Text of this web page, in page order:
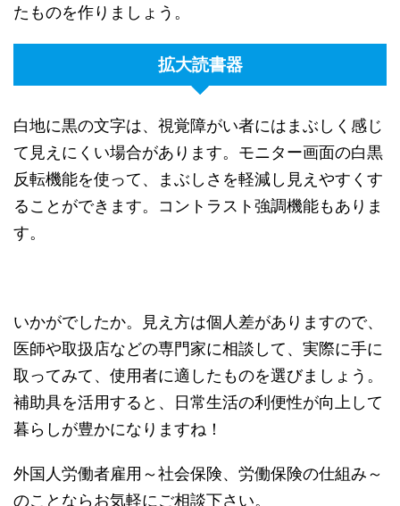
たものを作りましょう。
拡大読書器
白地に黒の文字は、視覚障がい者にはまぶしく感じ
て見えにくい場合があります。モニター画面の白黒
反転機能を使って、まぶしさを軽減し見えやすくす
ることができます。コントラスト強調機能もありま
す。
いかがでしたか。見え方は個人差がありますので、
医師や取扱店などの専門家に相談して、実際に手に
取ってみて、使用者に適したものを選びましょう。
補助具を活用すると、日常生活の利便性が向上して
暮らしが豊かになりますね！
外国人労働者雇用～社会保険、労働保険の仕組み～
のことならお気軽にご相談下さい。